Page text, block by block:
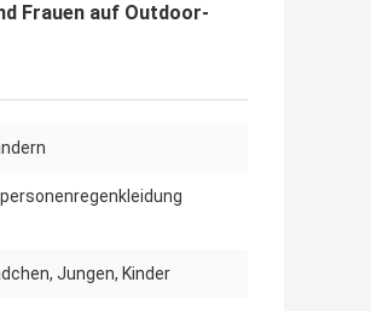
Frauen auf Outdoor-
Jungen, Kinder